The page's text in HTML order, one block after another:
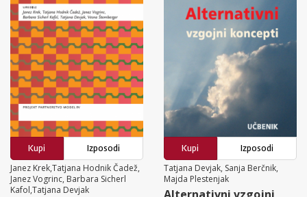
Kupi
Izposodi
Janez Krek,Tatjana Hodnik Čadež,
Janez Vogrinc, Barbara Sicherl
Kafol,Tatjana Devjak
Kupi
Izposodi
Tatjana Devjak, Sanja Berčnik,
Majda Plestenjak